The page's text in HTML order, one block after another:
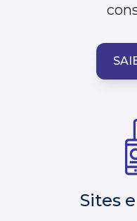
Sites